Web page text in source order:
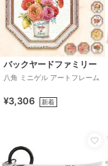
バックヤードファミリー
八角 ミニゲル アートフレーム
¥3,306 新着